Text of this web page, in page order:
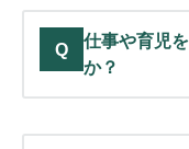
Q
仕事や育児
か？